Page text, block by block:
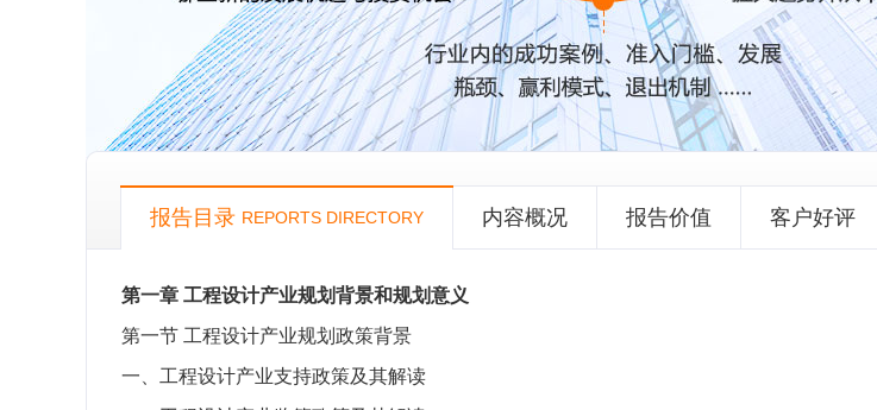
报告目录 REPORTS DIRECTORY 内容概况 报告价值 客户好评
第一章 工程设计产业规划背景和规划意义
第一节 工程设计产业规划政策背景
一、工程设计产业支持政策及其解读